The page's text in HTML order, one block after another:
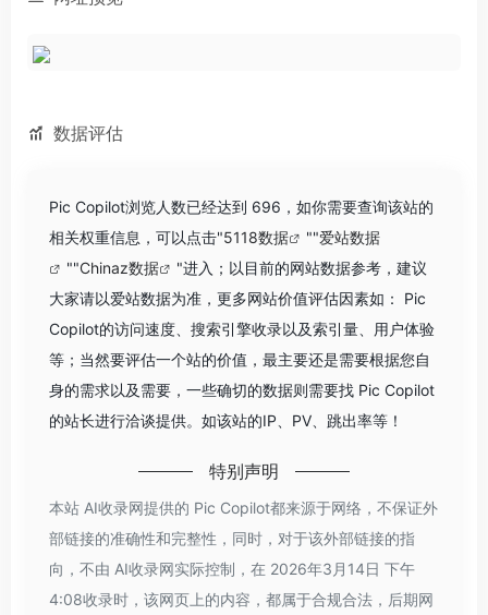
数据评估
Pic Copilot浏览人数已经达到 696，如你需要查询该站的
相关权重信息，可以点击"5118数据 ""爱站数据
""Chinaz数据
"进入；以目前的网站数据参考，建议
大家请以爱站数据为准，更多网站价值评估因素如： Pic
Copilot的访问速度、搜索引擎收录以及索引量、用户体验
等；当然要评估一个站的价值，最主要还是需要根据您自
身的需求以及需要，一些确切的数据则需要找 Pic Copilot
的站长进行洽谈提供。如该站的IP、PV、跳出率等！
特别声明
本站 AI收录网提供的 Pic Copilot都来源于网络，不保证外
部链接的准确性和完整性，同时，对于该外部链接的指
向，不由 AI收录网实际控制，在 2026年3月14日 下午
4:08收录时，该网页上的内容，都属于合规合法，后期网